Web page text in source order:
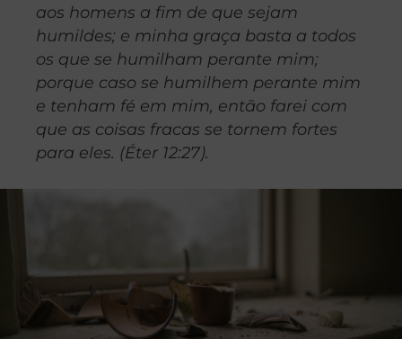
aos homens a fim de que sejam
humildes; e minha graça basta a todos
os que se humilham perante mim;
porque caso se humilhem perante mim
e tenham fé em mim, então farei com
que as coisas fracas se tornem fortes
para eles. (Éter 12:27).